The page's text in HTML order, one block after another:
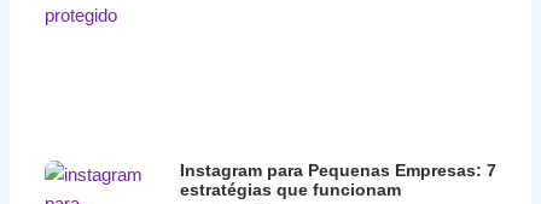
Instagram para Pequenas Empresas: 7
estratégias que funcionam